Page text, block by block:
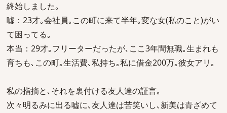
終始しました｡
嘘：23才｡会社員｡この町に来て半年｡変な女(私のこと)がい
て困ってる｡
本当：29才｡フリーターだったが､ここ3年間無職｡生まれも
育ちも､この町｡生活費､私持ち｡私に借金200万｡彼女アリ｡
私の指摘と､それを裏付ける友人達の証言｡
次々明るみに出る嘘に､友人達は苦笑いし､新美は青ざめて